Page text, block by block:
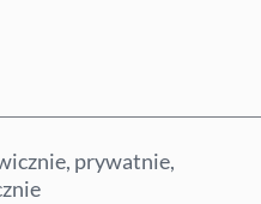
prywatnie,